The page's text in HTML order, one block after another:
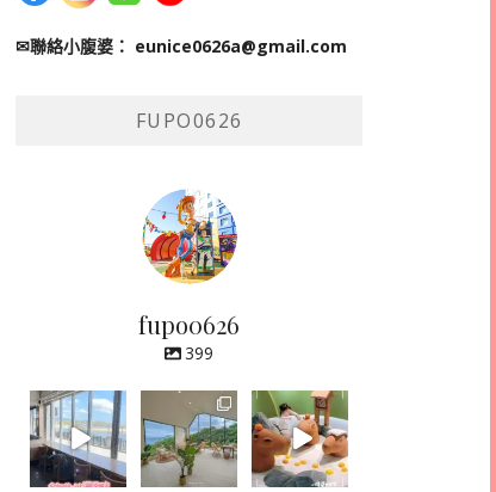
✉聯絡小腹婆： eunice0626a@gmail.com
FUPO0626
fupo0626
399